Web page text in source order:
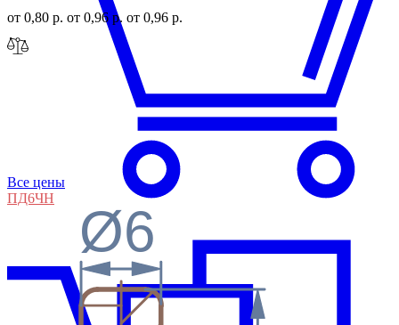
от 0,80 р. от 0,96 р. от 0,96 р.
Все цены
ПД6ЧН
Ø6